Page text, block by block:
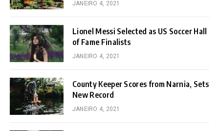
JANEIRO 4, 2021
Lionel Messi Selected as US Soccer Hall
of Fame Finalists
JANEIRO 4, 2021
County Keeper Scores from Narnia, Sets
New Record
JANEIRO 4, 2021